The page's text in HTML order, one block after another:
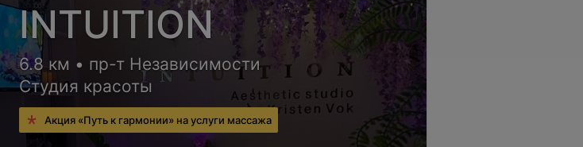
INTUITION
6.8 км • пр-т Независимости
Студия красоты
Акция «Путь к гармонии» на услуги массажа